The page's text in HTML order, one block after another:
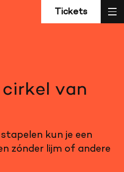
Tickets
van
kun je een
zónder lijm of andere